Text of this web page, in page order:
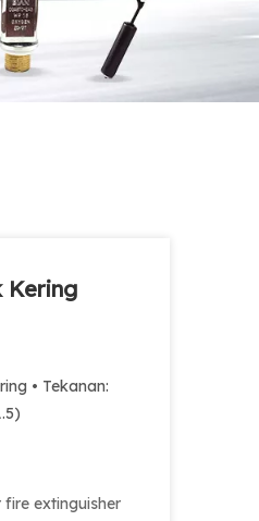
Kering
• Tekanan:
fire extinguisher